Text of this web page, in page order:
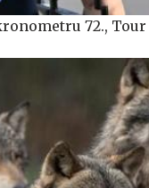
72.,